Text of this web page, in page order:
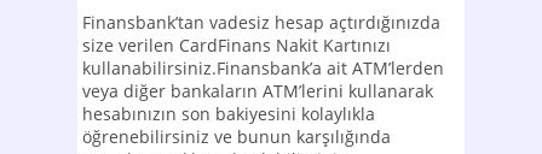
Finansbank’tan vadesiz hesap açtırdığınızda
size verilen CardFinans Nakit Kartınızı
kullanabilirsiniz.Finansbank’a ait ATM’lerden
veya diğer bankaların ATM’lerini kullanarak
hesabınızın son bakiyesini kolaylıkla
öğrenebilirsiniz ve bunun karşılığında